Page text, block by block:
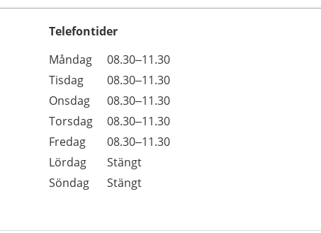
Telefontider
Dag
Öppettider
Kommentarer
Måndag
08.30–11.30
Tisdag
08.30–11.30
Onsdag
08.30–11.30
Torsdag
08.30–11.30
Fredag
08.30–11.30
Lördag
Stängt
Söndag
Stängt